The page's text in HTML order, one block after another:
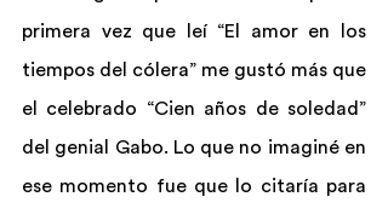
primera vez que leí “El amor en los
tiempos del cólera” me gustó más que
el celebrado “Cien años de soledad”
del genial Gabo. Lo que no imaginé en
ese momento fue que lo citaría para